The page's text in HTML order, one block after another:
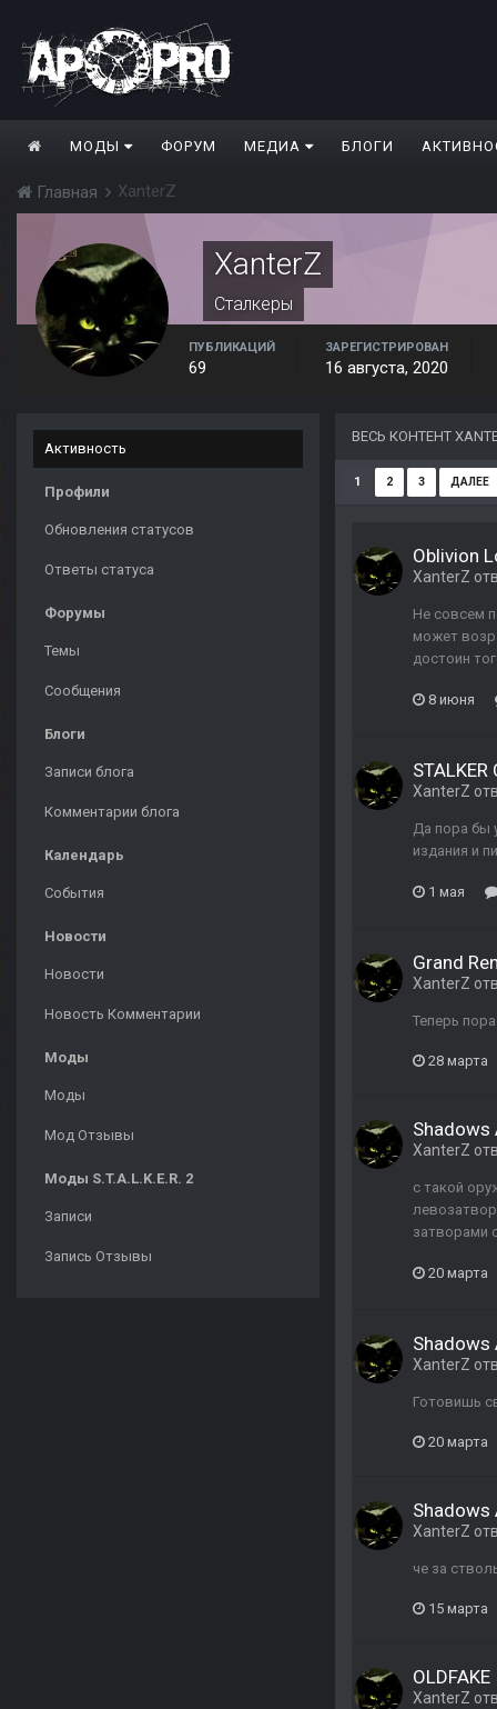
МОДЫ ФОРУМ МЕДИА БЛОГИ
Главная XanterZ
XanterZ
Сталкеры
ПУБЛИКАЦИЙ
69
ЗАРЕГИСТРИРОВАН
16 августа, 2020
Активность
Профили
Обновления статусов
Ответы статуса
Форумы
Темы
Сообщения
Блоги
Записи блога
Комментарии блога
Календарь
События
Новости
Новости
Новость Комментарии
Моды
Моды
Мод Отзывы
Моды S.T.A.L.K.E.R. 2
Записи
Запись Отзывы
ВЕСЬ КОНТЕНТ
1 2 3 ДАЛЕЕ
Oblivion
XanterZ
Не совсем
может
достоин
8 июня
XanterZ
Да пора бы
издания и
1 мая
Grand
XanterZ
Теперь
28 марта
Shadows
XanterZ
с такой
затворами
20 марта
Shadows
XanterZ
Готовишь
20 марта
Shadows
XanterZ
че за
15 марта
OLDFAKE
XanterZ